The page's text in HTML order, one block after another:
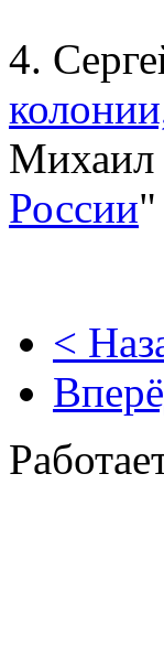
4.
Михаил
России"
<